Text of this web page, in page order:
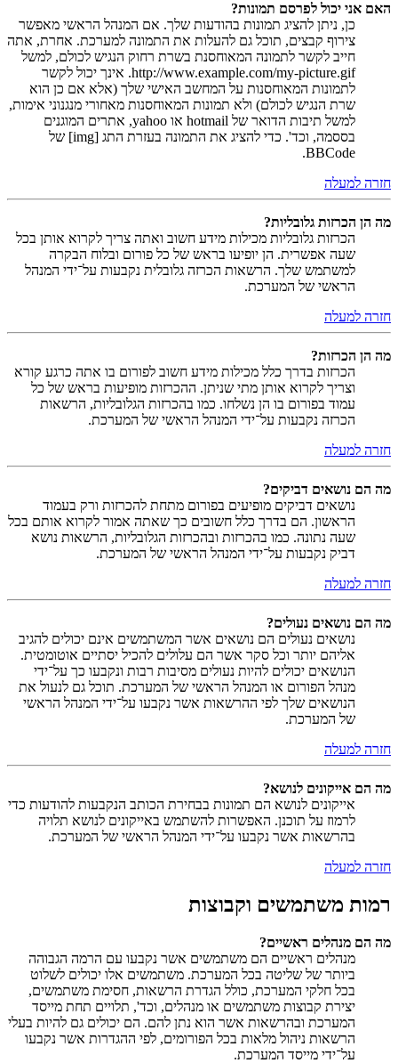
האם אני יכול לפרסם תמונות?
כן, ניתן להציג תמונות בהודעות שלך. אם המנהל הראשי מאפשר
צירוף קבצים, תוכל גם להעלות את התמונה למערכת. אחרת, אתה
חייב לקשר לתמונה המאוחסנת בשרת רחוק הנגיש לכולם, למשל
http://www.example.com/my-picture.gif. אינך יכול לקשר
לתמונות המאוחסנות על המחשב האישי שלך (אלא אם כן הוא
שרת הנגיש לכולם) ולא תמונות המאוחסנות מאחורי מנגנוני אימות,
למשל תיבות הדואר של hotmail או yahoo, אתרים המוגנים
בססמה, וכד'. כדי להציג את התמונה בעזרת התג [img] של
BBCode.
חזרה למעלה
מה הן הכרזות גלובליות?
הכרזות גלובליות מכילות מידע חשוב ואתה צריך לקרוא אותן בכל
שעה אפשרית. הן יופיעו בראש של כל פורום ובלוח הבקרה
למשתמש שלך. הרשאות הכרזה גלובלית נקבעות על־ידי המנהל
הראשי של המערכת.
חזרה למעלה
מה הן הכרזות?
הכרזות בדרך כלל מכילות מידע חשוב לפורום בו אתה כרגע קורא
וצריך לקרוא אותן מתי שניתן. ההכרזות מופיעות בראש של כל
עמוד בפורום בו הן נשלחו. כמו בהכרזות הגלובליות, הרשאות
הכרזה נקבעות על־ידי המנהל הראשי של המערכת.
חזרה למעלה
מה הם נושאים דביקים?
נושאים דביקים מופיעים בפורום מתחת להכרזות ורק בעמוד
הראשון. הם בדרך כלל חשובים כך שאתה אמור לקרוא אותם בכל
שעה נתונה. כמו בהכרזות ובהכרזות הגלובליות, הרשאות נושא
דביק נקבעות על־ידי המנהל הראשי של המערכת.
חזרה למעלה
מה הם נושאים נעולים?
נושאים נעולים הם נושאים אשר המשתמשים אינם יכולים להגיב
אליהם יותר וכל סקר אשר הם עלולים להכיל יסתיים אוטומטית.
הנושאים יכולים להיות נעולים מסיבות רבות ונקבעו כך על־ידי
מנהל הפורום או המנהל הראשי של המערכת. תוכל גם לנעול את
הנושאים שלך לפי ההרשאות אשר נקבעו על־ידי המנהל הראשי
של המערכת.
חזרה למעלה
מה הם אייקונים לנושא?
אייקונים לנושא הם תמונות בבחירת הכותב הנקבעות להודעות כדי
לרמוז על תוכנן. האפשרות להשתמש באייקונים לנושא תלויה
בהרשאות אשר נקבעו על־ידי המנהל הראשי של המערכת.
חזרה למעלה
רמות משתמשים וקבוצות
מה הם מנהלים ראשיים?
מנהלים ראשיים הם משתמשים אשר נקבעו עם הרמה הגבוהה
ביותר של שליטה בכל המערכת. משתמשים אלו יכולים לשלוט
בכל חלקי המערכת, כולל הגדרת הרשאות, חסימת משתמשים,
יצירת קבוצות משתמשים או מנהלים, וכד', תלויים תחת מייסד
המערכת ובהרשאות אשר הוא נתן להם. הם יכולים גם להיות בעלי
הרשאות ניהול מלאות בכל הפורומים, לפי ההגדרות אשר נקבעו
על־ידי מייסד המערכת.